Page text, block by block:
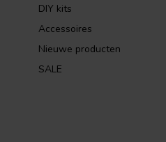
DIY kits
Accessoires
Nieuwe producten
SALE